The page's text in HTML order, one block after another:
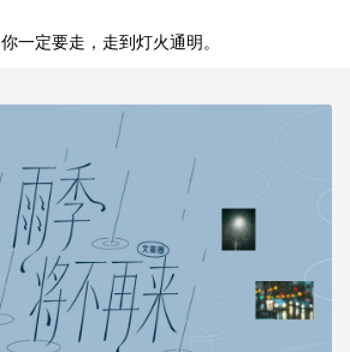
你一定要走，走到灯火通明。